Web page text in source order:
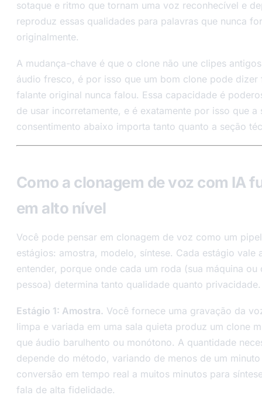
sotaque e ritmo que tornam uma voz reconhecível e
reproduz essas qualidades para palavras que nunca
originalmente.
A mudança-chave é que o clone não une clipes
áudio fresco, é por isso que um bom clone pode dizer
falante original nunca falou. Essa capacidade é
de usar incorretamente, e é exatamente por isso que a
consentimento abaixo importa tanto quanto a seção
Como a clonagem de voz com IA
em alto nível
Você pode pensar em clonagem de voz como um
estágios: amostra, modelo, síntese. Cada estágio vale
entender, porque onde cada um roda (sua máquina ou
pessoa) determina tanto qualidade quanto privacidade.
Estágio 1: Amostra. Você fornece uma gravação da
limpa e variada em uma sala quieta produz um clone
que áudio barulhento ou monótono. A quantidade
depende do método, variando de menos de um
conversão em tempo real a muitos minutos para
fala de alta fidelidade.